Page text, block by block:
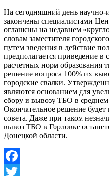
На сегодняшний день научно-
закончены специалистами
оглашены на недавнем
словам заместителя
путем введения в действие
предполагается приведение в
расчетных норм образования
решение вопроса 100% их
городские свалки.
являются основанием для
сбору и вывозу ТБО в
Окончательное решение будет
совета. Даже при таком
вывоз ТБО в Горловке
Донецкой области.
Facebook